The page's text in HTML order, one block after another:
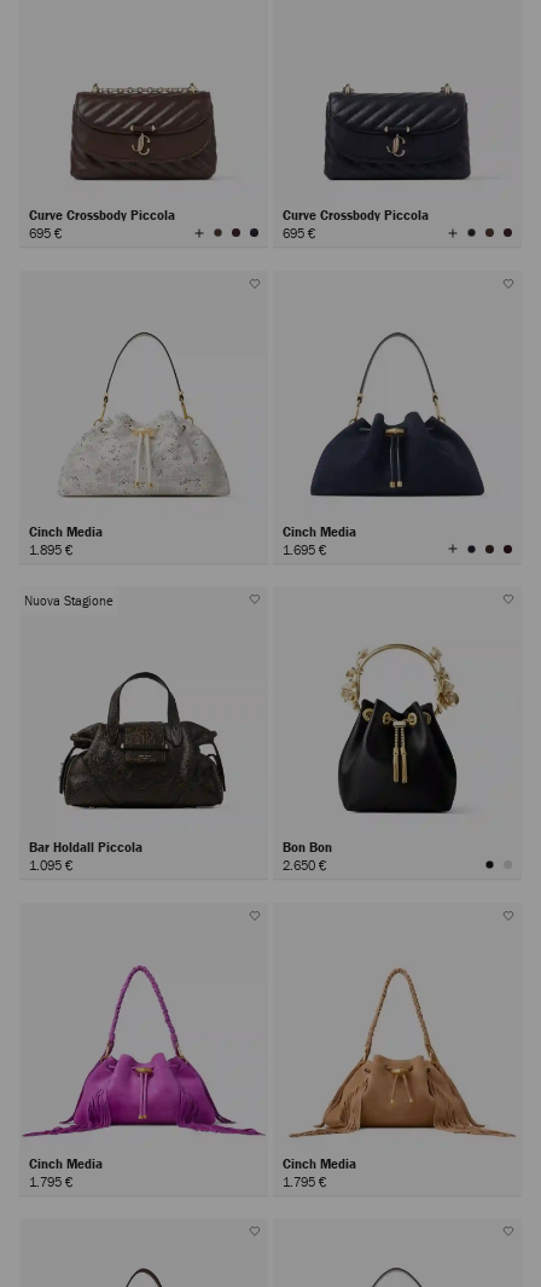
Curve Crossbody Piccola
695 €
Visualizza
tutti
Curve Crossbody Piccola
695 €
Visualizza
tutti
Cinch Media
1.895 €
Cinch Media
1.695 €
Visualizza
tutti
Nuova Stagione
Bar Holdall Piccola
1.095 €
Bon Bon
2.650 €
Cinch Media
1.795 €
Cinch Media
1.795 €